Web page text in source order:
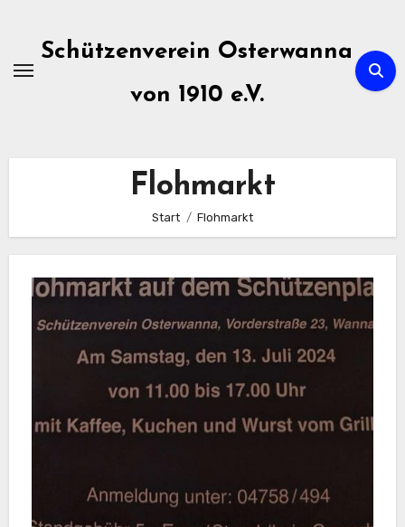
springenSchützenverein Osterwanna
von 1910 e.V.
Flohmarkt
Start Flohmarkt